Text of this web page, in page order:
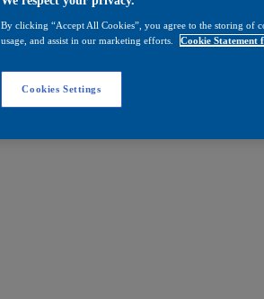
By clicking “Accept All Cookies”, you agree to the storing of
usage, and assist in our marketing efforts.
Cookie Statement
Cookies Settings